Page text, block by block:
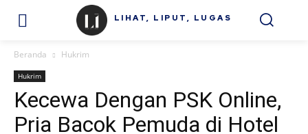
LIHAT, LIPUT, LUGAS
Beranda Hukrim
Hukrim
Kecewa Dengan PSK Online,
Pria Bacok Pemuda di Hotel